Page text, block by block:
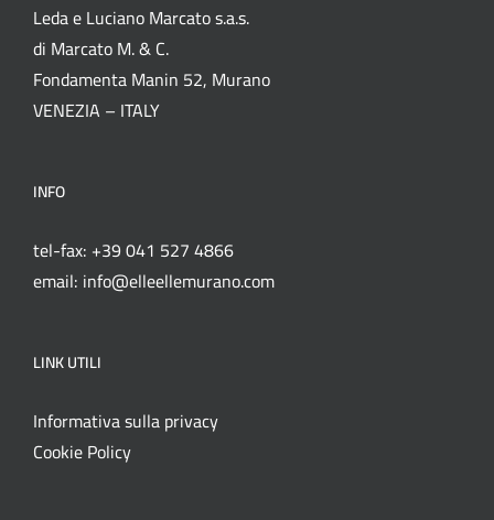
Leda e Luciano Marcato s.a.s.
di Marcato M. & C.
Fondamenta Manin 52, Murano
VENEZIA – ITALY
INFO
tel-fax: +39 041 527 4866
email: info@elleellemurano.com
LINK UTILI
Informativa sulla privacy
Cookie Policy